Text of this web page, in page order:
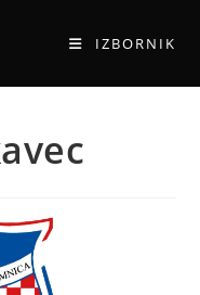
IZBORNIK